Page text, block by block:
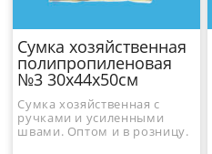
Сумка хозяйственная
полипропиленовая
№3 30x44x50см
Сумка хозяйственная с
ручками и усиленными
швами. Оптом и в розницу.